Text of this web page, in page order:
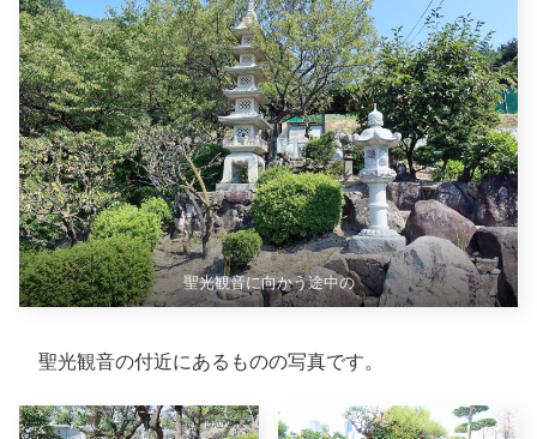
聖光観音に向かう途中の
聖光観音の付近にあるものの写真です。